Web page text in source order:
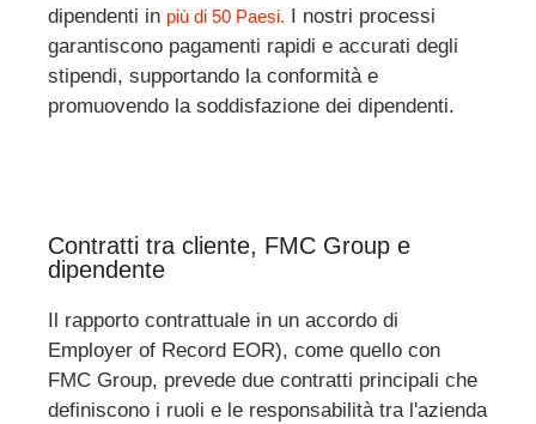
dipendenti in più di 50 Paesi. I nostri processi
garantiscono pagamenti rapidi e accurati degli
stipendi, supportando la conformità e
promuovendo la soddisfazione dei dipendenti.
Contratti tra cliente, FMC Group e
dipendente
Il rapporto contrattuale in un accordo di
Employer of Record EOR), come quello con
FMC Group, prevede due contratti principali che
definiscono i ruoli e le responsabilità tra l'azienda